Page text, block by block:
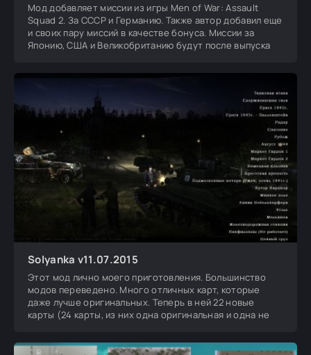
Мод добавляет миссии из игры Men of War: Assault
Squad 2. За СССР и Германию. Также автор добавил еще
и своих пару миссий в качестве бонуса. Миссии за
Японию, США и Великобританию будут после выпуска
Solyanka v11.07.2015
Этот мод лично моего приготовления. Большинство
модов переведено. Много отличных карт, которые
даже лучше оригинальных. Теперь в ней 22 новые
карты (24 карты, из них одна оригинальная и одна не